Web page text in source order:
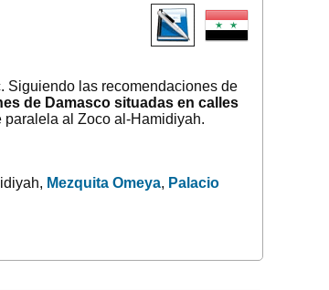
Siguiendo las recomendaciones de
de Damasco situadas en calles
paralela al Zoco al-Hamidiyah.
Mezquita Omeya, Palacio